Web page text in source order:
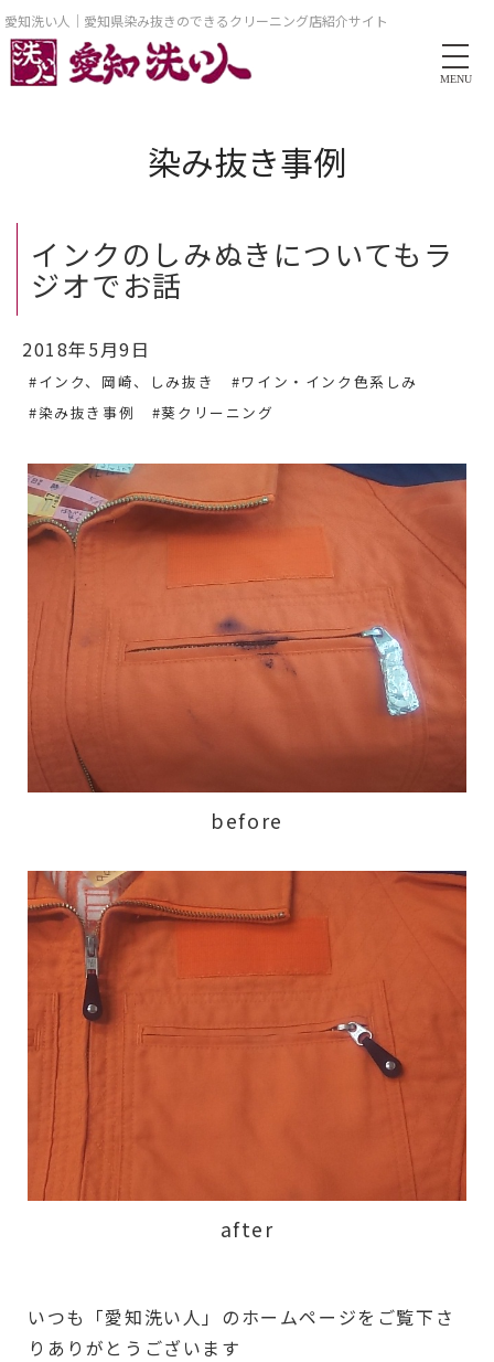
愛知洗い人｜愛知県染み抜きのできるクリーニング店紹介サイト
MENU
染み抜き事例
インクのしみぬきについてもラ
ジオでお話
2018年5月9日
#インク、岡崎、しみ抜き
#ワイン・インク色系しみ
#染み抜き事例
#葵クリーニング
before
after
いつも「愛知洗い人」のホームページをご覧下さ
りありがとうございます